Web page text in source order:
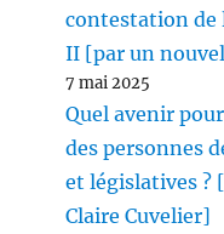
contestation de
II [par un
7 mai 2025
Quel avenir
des personnes
et législatives ?
Claire Cuvelier]